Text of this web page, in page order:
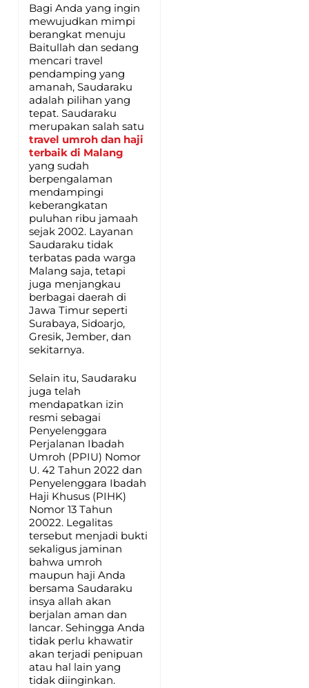
Bagi Anda yang ingin
mewujudkan mimpi
berangkat menuju
Baitullah dan sedang
mencari travel
pendamping yang
amanah, Saudaraku
adalah pilihan yang
tepat. Saudaraku
merupakan salah satu
travel umroh dan haji
terbaik di Malang
yang sudah
berpengalaman
mendampingi
keberangkatan
puluhan ribu jamaah
sejak 2002. Layanan
Saudaraku tidak
terbatas pada warga
Malang saja, tetapi
juga menjangkau
berbagai daerah di
Jawa Timur seperti
Surabaya, Sidoarjo,
Gresik, Jember, dan
sekitarnya.
Selain itu, Saudaraku
juga telah
mendapatkan izin
resmi sebagai
Penyelenggara
Perjalanan Ibadah
Umroh (PPIU) Nomor
U. 42 Tahun 2022 dan
Penyelenggara Ibadah
Haji Khusus (PIHK)
Nomor 13 Tahun
20022. Legalitas
tersebut menjadi bukti
sekaligus jaminan
bahwa umroh
maupun haji Anda
bersama Saudaraku
insya allah akan
berjalan aman dan
lancar. Sehingga Anda
tidak perlu khawatir
akan terjadi penipuan
atau hal lain yang
tidak diinginkan.